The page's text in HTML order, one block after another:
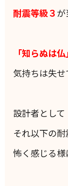
耐震等級３
「知らぬは仏
気持ちは失
設計者として
それ以下の
怖く感じる様